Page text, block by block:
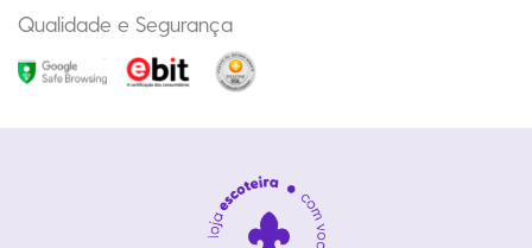
Qualidade e Segurança